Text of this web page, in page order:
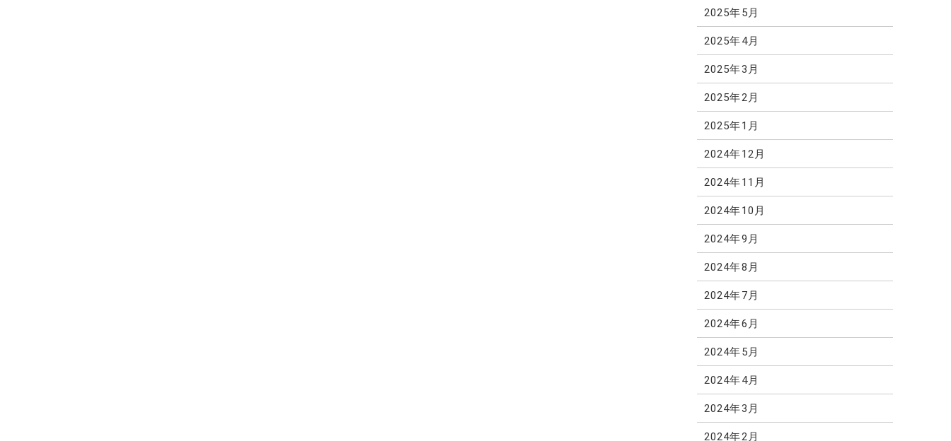
2025年5月
2025年4月
2025年3月
2025年2月
2025年1月
2024年12月
2024年11月
2024年10月
2024年9月
2024年8月
2024年7月
2024年6月
2024年5月
2024年4月
2024年3月
2024年2月